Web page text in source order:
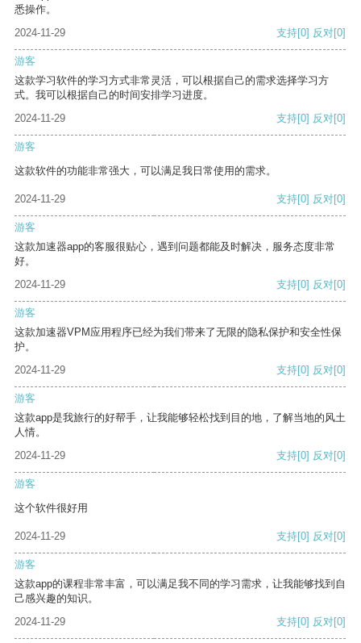
悉操作。
2024-11-29
支持[0] 反对[0]
游客
这款学习软件的学习方式非常灵活，可以根据自己的需求选择学习方
式。我可以根据自己的时间安排学习进度。
2024-11-29
支持[0] 反对[0]
游客
这款软件的功能非常强大，可以满足我日常使用的需求。
2024-11-29 支持[0] 反对[0]
游客
这款加速器app的客服很贴心，遇到问题都能及时解决，服务态度非常
好。
2024-11-29
支持[0] 反对[0]
游客
这款加速器VPM应用程序已经为我们带来了无限的隐私保护和安全性保
护。
2024-11-29
支持[0] 反对[0]
游客
这款app是我旅行的好帮手，让我能够轻松找到目的地，了解当地的风土
人情。
2024-11-29
支持[0] 反对[0]
游客
这个软件很好用
2024-11-29 支持[0] 反对[0]
游客
这款app的课程非常丰富，可以满足我不同的学习需求，让我能够找到自
己感兴趣的知识。
2024-11-29
支持[0] 反对[0]